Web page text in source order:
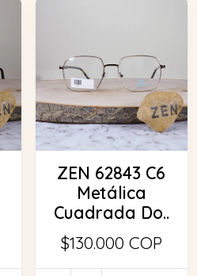
ZEN 62843 C6
Metálica
Cuadrada Do..
$130.000 COP